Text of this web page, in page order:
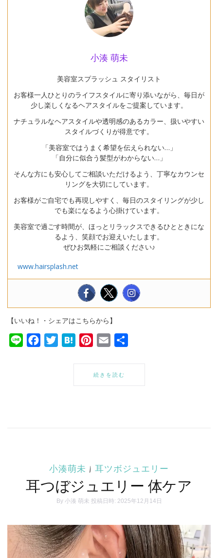
小湊 萌未
美容室スプラッシュ スタイリスト
お客様一人ひとりのライフスタイルに寄り添いながら、毎日が
少し楽しくなるヘアスタイルをご提案しています。
ナチュラルなヘアスタイルや透明感のあるカラー、扱いやすい
スタイルづくりが得意です。
「美容室ではうまく希望を伝えられない…」
「自分に似合う髪型がわからない…」
そんな方にも安心してご相談いただけるよう、丁寧なカウンセ
リングを大切にしています。
お客様がご自宅でも再現しやすく、毎日のスタイリングが少し
でも楽になるよう心掛けています。
美容室で過ごす時間が、ほっとリラックスできるひとときにな
るよう、笑顔でお迎えいたします。
ぜひお気軽にご相談ください♪
www.hairsplash.net
【いいね！・シェアはこちらから】
Line FacebookTwitterHatenaPinterest
Email
続きを読む
小湊萌未 | 耳ツボジュエリー
耳つぼジュエリー 体ケア
By 小湊 萌未 投稿日時: 2025年12月14日